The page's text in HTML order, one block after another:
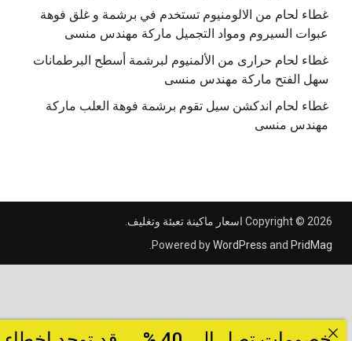
غطاء لحام من الالومنيوم تستخدم في برشمة و غلق فوهة
عبوات السيروم ومواد التجميل ماركة مهندس منسى
غطاء لحام حرارى من الألمنيوم لبرشمة أسطح البرطمانات
سهل الفتح ماركة مهندس منسى
غطاء لحام اندكشن سيل تقوم برشمة فوهة العلب ماركة
مهندس منسى
Copyright © 2026اسعار ماكينة تعبئة وتغليف
Powered byWordPressandPridMag
.